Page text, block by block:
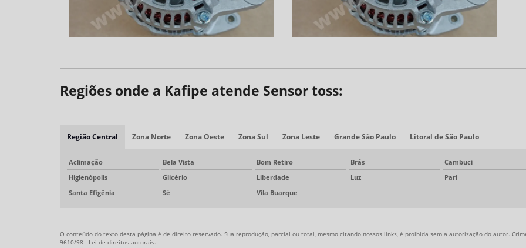
Regiões onde a Kafipe atende Sensor toss:
Região Central Zona Norte Zona Oeste Zona Sul Zona Leste Grande São Paulo Litoral de São Paulo
Aclimação Bela Vista Bom Retiro Brás
Cambuci
Higienópolis
Glicério Liberdade Luz
Pari
Santa Efigênia
Sé Vila Buarque
O conteúdo do texto desta página é de direito reservado. Sua reprodução, parcial ou total, mesmo citando nossos links, é proibida sem a autorização do autor.
9610/98 - Lei de direitos autorais.